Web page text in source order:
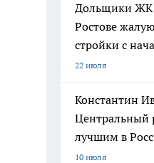
Дольщики ЖК
Ростове
стройки с
22 июля
Константин
Центральный
лучшим в
10 июля